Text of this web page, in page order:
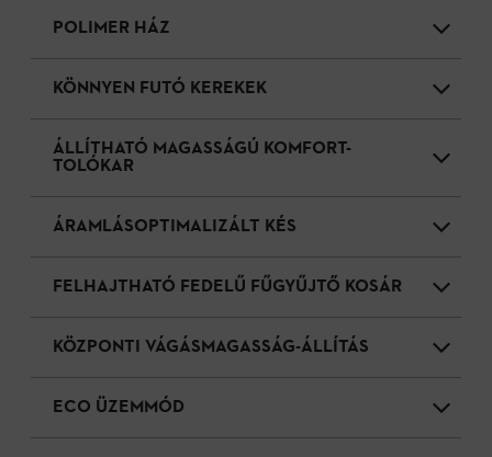
POLIMER HÁZ
KÖNNYEN FUTÓ KEREKEK
ÁLLÍTHATÓ MAGASSÁGÚ KOMFORT-
TOLÓKAR
ÁRAMLÁSOPTIMALIZÁLT KÉS
FELHAJTHATÓ FEDELŰ FŰGYŰJTŐ KOSÁR
KÖZPONTI VÁGÁSMAGASSÁG-ÁLLÍTÁS
ECO ÜZEMMÓD